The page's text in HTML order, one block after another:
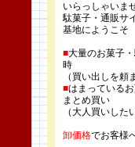
いらっしゃいませ
駄菓子・通販サ
基地にようこそ
■大量のお菓子
時
（買い出しを頼
■はまっている
まとめ買い
（大人買いした
卸価格でお客様